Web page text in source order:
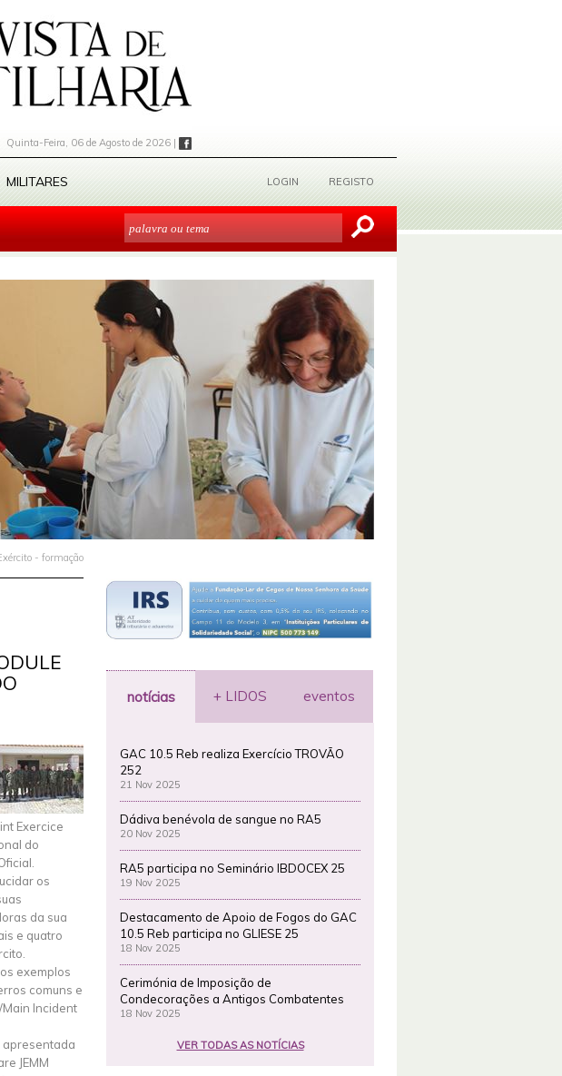
Quinta-Feira, 06 de Agosto de 2026 |
MILITARES LOGIN REGISTO
- formação
Exercice
do
os
da sua
e quatro
exemplos
comuns e
Incident
apresentada
JEMM
notícias + LIDOS eventos
GAC 10.5 Reb realiza Exercício TROVÃO
252
21 Nov 2025
Dádiva benévola de sangue no RA5
20 Nov 2025
RA5 participa no Seminário IBDOCEX 25
19 Nov 2025
Destacamento de Apoio de Fogos do GAC
10.5 Reb participa no GLIESE 25
18 Nov 2025
Cerimónia de Imposição de
Condecorações a Antigos Combatentes
18 Nov 2025
VER TODAS AS NOTÍCIAS